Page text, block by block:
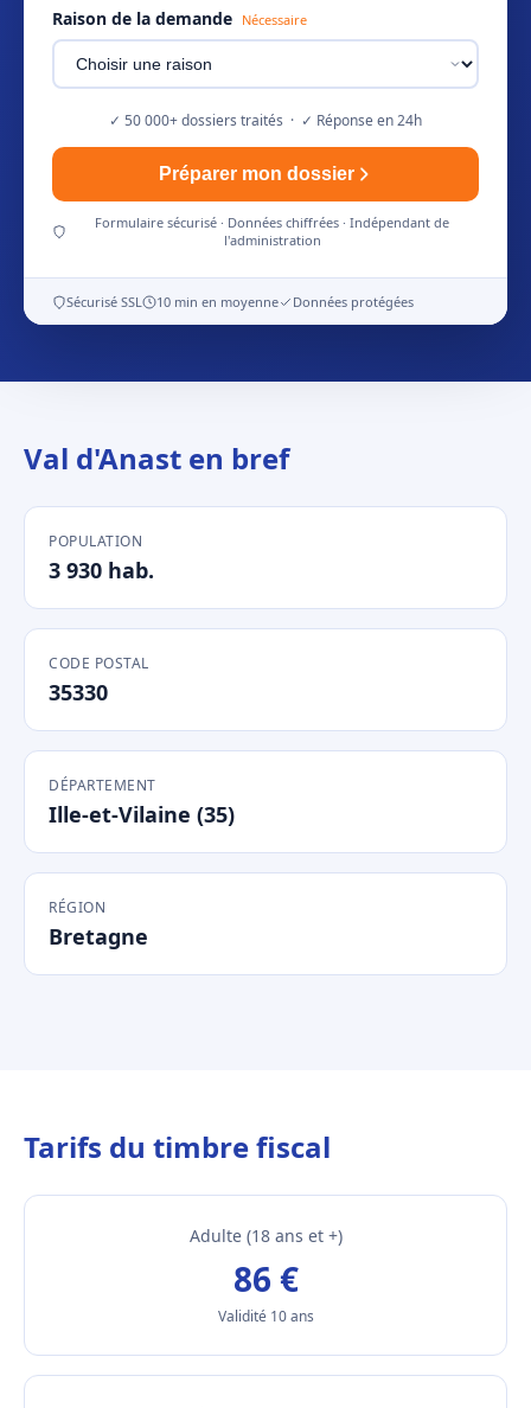
Raison de la demande Nécessaire
✓ 50 000+ dossiers traités · ✓ Réponse en 24h
Préparer mon dossier
Formulaire sécurisé · Données chiffrées · Indépendant de
l'administration
Sécurisé SSL 10 min en moyenne Données protégées
Val d'Anast en bref
POPULATION
3 930 hab.
CODE POSTAL
35330
DÉPARTEMENT
Ille-et-Vilaine (35)
RÉGION
Bretagne
Tarifs du timbre fiscal
Adulte (18 ans et +)
86 €
Validité 10 ans